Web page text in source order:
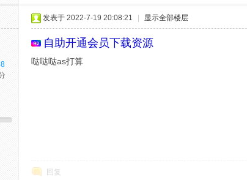
发表于 2022-7-19 20:08:21 显示全部楼层
自助开通会员下载资源
哒哒哒as打算
回复